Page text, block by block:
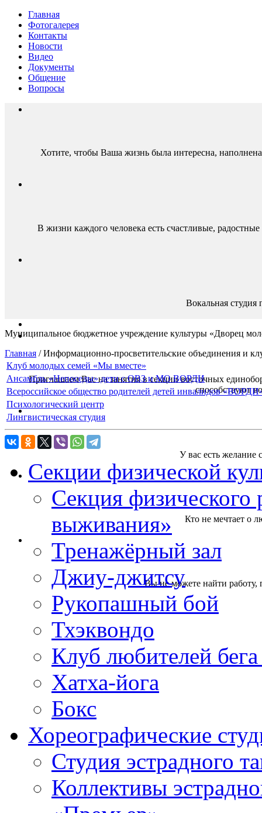
Главная
Фотогалерея
Контакты
Новости
Видео
Документы
Общение
Вопросы
Хотите, чтобы Ваша жизнь была интересна,
В жизни каждого человека есть счастливые,
Вокальная
Приглашаем Вас на занятия в секции восточных
способствуют
У вас есть желание
Кто не мечтает о
Вы не можете найти работу,
Муниципальное бюджетное учреждение культуры «Дворец
Главная /Информационно-просветительские объединения и
Клуб молодых семей «Мы вместе»
Ансамбль «Непоседы» дети с ОВЗ и МО ВОРДИ
Всероссийское общество родителей детей инвалидов
Психологический центр
Лингвистическая студия
Секции физической
Секция физического
выживания»
Тренажёрный зал
Джиу-джитсу
Рукопашный бой
Тхэквондо
Клуб любителей
Хатха-йога
Бокс
Хореографические
Студия эстрадного
Коллективы